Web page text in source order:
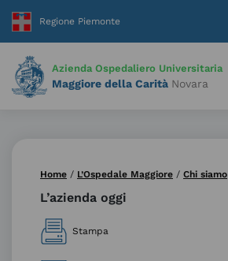
contenuto
Azienda Ospedaliero Universitaria
Maggiore della Carità Novara
Home / L’Ospedale Maggiore / Chi siamo
L’azienda oggi
Stampa